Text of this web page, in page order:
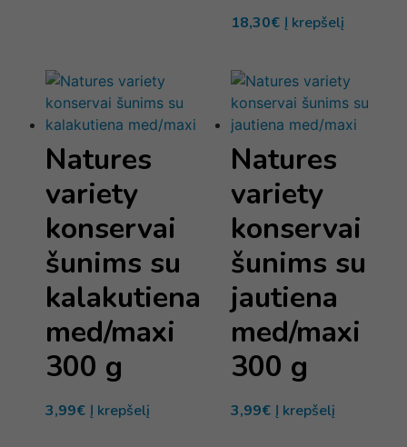
18,30€ Į krepšelį
Natures
variety
konservai
šunims su
kalakutiena
med/maxi
300 g
3,99€ Į krepšelį
Natures
variety
konservai
šunims su
jautiena
med/maxi
300 g
3,99€ Į krepšelį